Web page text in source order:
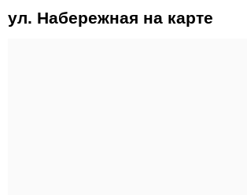
ул. Набережная на карте